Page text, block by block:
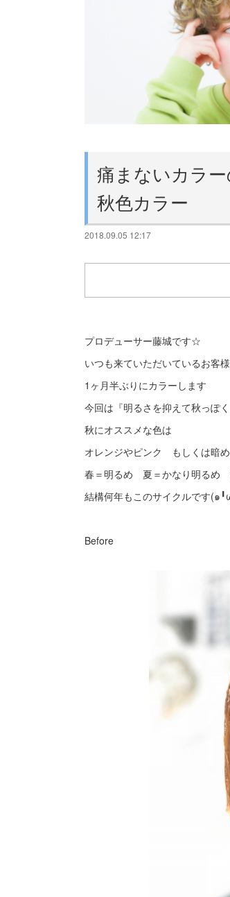
痛まないカラ
秋色カラー
2018.09.05 12:17
プロデューサー藤城です☆
いつも来ていただいているお客様
1ヶ月半ぶりにカラーします
今回は『明るさを抑えて秋っぽく
秋にオススメな色は
オレンジやピンク もしくは暗
春＝明るめ 夏＝かなり明るめ
結構何年もこのサイクルです(๑
Before